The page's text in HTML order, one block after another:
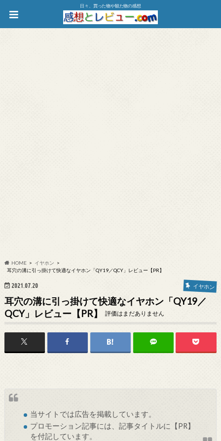
日々、買った物や観た物の感想
HOME
イヤホン
耳穴の溝に引っ掛けて快適なイヤホン「QY19／QCY」レビュー【PR】
2021.07.20 イヤホン
耳穴の溝に引っ掛けて快適なイヤホン「QY19／
QCY」レビュー【PR】
評価はまだありません
当サイトでは広告を掲載しています。
プロモーション記事には、記事タイトルに【PR】
を付記しています。